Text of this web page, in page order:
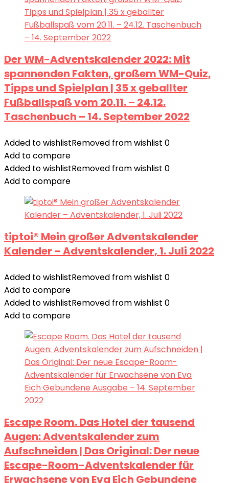
Der WM-Adventskalender 2022: Mit
spannenden Fakten, großem WM-Quiz,
Tipps und Spielplan | 35 x geballter
Fußballspaß vom 20.11. – 24.12.
Taschenbuch – 14. September 2022
Added to wishlistRemoved from wishlist 0
Add to compare
Added to wishlistRemoved from wishlist 0
Add to compare
tiptoi® Mein großer Adventskalender
Kalender – Adventskalender, 1. Juli 2022
Added to wishlistRemoved from wishlist 0
Add to compare
Added to wishlistRemoved from wishlist 0
Add to compare
Escape Room. Das Hotel der tausend
Augen: Adventskalender zum
Aufschneiden | Das Original: Der neue
Escape-Room-Adventskalender für
Erwachsene von Eva Eich Gebundene